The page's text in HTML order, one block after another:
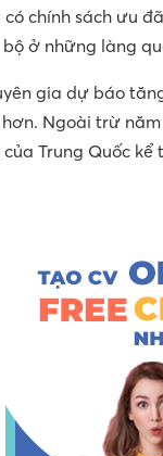
chính sách ưu
ở những làng
gia dự báo
Ngoài trừ
Trung Quốc kể